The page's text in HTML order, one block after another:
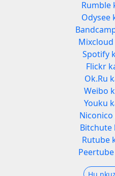
Rumble
Odysee
Spotify
Flickr
Ok.Ru
Weibo
Youku
Niconico
Bitchute
Rutube